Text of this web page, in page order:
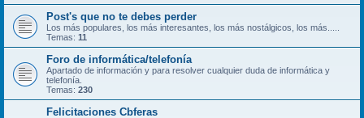
Post's que no te debes perder
Los más populares, los más interesantes, los más nostálgicos, los más.....
Temas: 11
Foro de informática/telefonía
Apartado de información y para resolver cualquier duda de informática y
telefonía.
Temas: 230
Felicitaciones Cbferas